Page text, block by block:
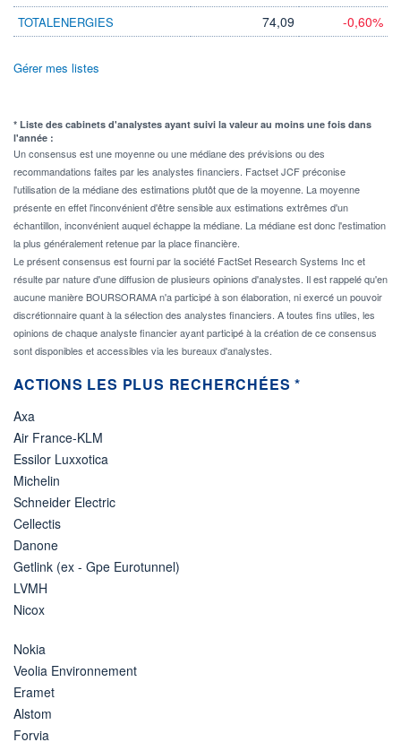
TOTALENERGIES 74,09 -0,60%
Gérer mes listes
* Liste des cabinets d'analystes ayant suivi la valeur au moins une fois dans
l'année :
Un consensus est une moyenne ou une médiane des prévisions ou des
recommandations faites par les analystes financiers. Factset JCF préconise
l'utilisation de la médiane des estimations plutôt que de la moyenne. La moyenne
présente en effet l'inconvénient d'être sensible aux estimations extrêmes d'un
échantillon, inconvénient auquel échappe la médiane. La médiane est donc l'estimation
la plus généralement retenue par la place financière.
Le présent consensus est fourni par la société FactSet Research Systems Inc et
résulte par nature d'une diffusion de plusieurs opinions d'analystes. Il est rappelé qu'en
aucune manière BOURSORAMA n'a participé à son élaboration, ni exercé un pouvoir
discrétionnaire quant à la sélection des analystes financiers. A toutes fins utiles, les
opinions de chaque analyste financier ayant participé à la création de ce consensus
sont disponibles et accessibles via les bureaux d'analystes.
ACTIONS LES PLUS RECHERCHÉES *
Axa
Air France-KLM
Essilor Luxxotica
Michelin
Schneider Electric
Cellectis
Danone
Getlink (ex - Gpe Eurotunnel)
LVMH
Nicox
Nokia
Veolia Environnement
Eramet
Alstom
Forvia